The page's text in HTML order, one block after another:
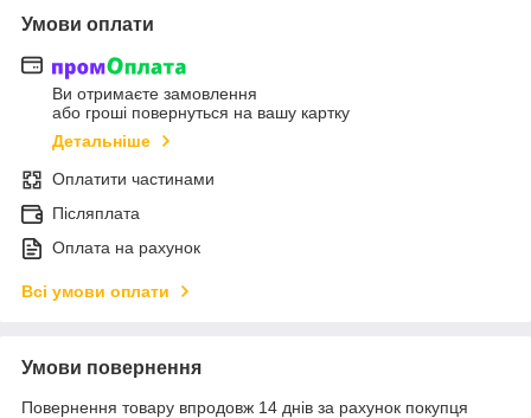
Умови оплати
Ви отримаєте замовлення
або гроші повернуться на вашу картку
Детальніше
Оплатити частинами
Післяплата
Оплата на рахунок
Всі умови оплати
Умови повернення
Повернення товару впродовж 14 днів за рахунок покупця